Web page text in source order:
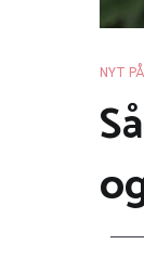
NYT